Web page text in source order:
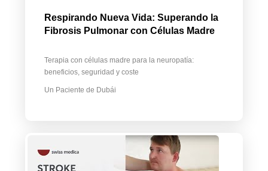
Respirando Nueva Vida: Superando la
Fibrosis Pulmonar con Células Madre
Terapia con células madre para la neuropatía:
beneficios, seguridad y coste
Un Paciente de Dubái